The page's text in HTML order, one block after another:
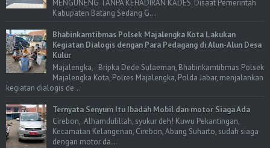
MENGUNENG TANPA KEHADIRAN KADES. Disaat Pemerintah
Kabupaten Batang Sedang G...
Bhabinkamtibmas Polsek Majalengka Kota Lakukan
Kegiatan Dialogis dengan Para Pedagang di Alun-Alun Desa
Kulur
Majalengka, - Bripka Dede Sulaeman, Bhabinkamtibmas Polsek
Majalengka Kota, Polres Majalengka, Polda Jabar, menjalankan
kegiatan dialogis de...
Ternyata Senyum Itu Ibadah Mobil dan motor Siaga Ada
Cirebon, Alhamdulillah, syukur deh! Kuwu Pekantingan,
Kecamatan Kelangenan, Cirebon, Abang Suharto, sudah siaga
dengan motor da...